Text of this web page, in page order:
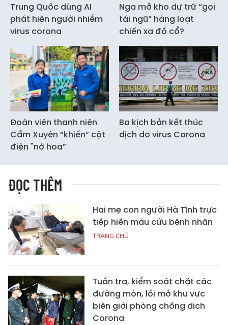
Trung Quốc dùng AI
phát hiện người nhiễm
virus corona
Nga mở kho dự trữ “gọi
tái ngũ” hàng loạt
chiến xa đồ cổ?
Đoàn viên thanh niên
Cẩm Xuyên “khiến” cột
điện "nở hoa”
Ba kịch bản kết thúc
dịch do virus Corona
ĐỌC THÊM
Hai mẹ con người Hà Tĩnh trực
tiếp hiến máu cứu bệnh nhân
TRANG CHỦ
Tuần tra, kiểm soát chặt các
đường mòn, lối mở khu vực
biên giới phòng chống dịch
Corona